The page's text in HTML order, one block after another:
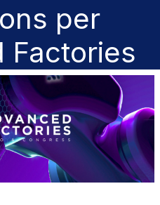
per
Factories